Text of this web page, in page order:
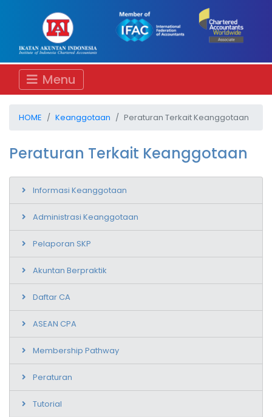
Menu
HOME Keanggotaan Peraturan Terkait Keanggotaan
Peraturan Terkait Keanggotaan
Informasi Keanggotaan
Administrasi Keanggotaan
Pelaporan SKP
Akuntan Berpraktik
Daftar CA
ASEAN CPA
Membership Pathway
Peraturan
Tutorial